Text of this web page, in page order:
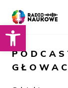
Otwórz pasek narzędzi
O nas
O Radiu
Zespół
Dla